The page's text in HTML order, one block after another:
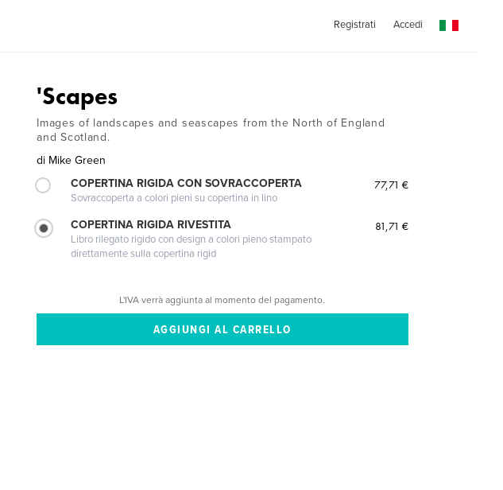
Registrati Accedi
'Scapes
Images of landscapes and seascapes from the North of England
and Scotland.
di Mike Green
COPERTINA RIGIDA CON SOVRACCOPERTA
Sovraccoperta a colori pieni su copertina in lino
77,71 €
COPERTINA RIGIDA RIVESTITA
Libro rilegato rigido con design a colori pieno stampato
direttamente sulla copertina rigid
81,71 €
L'IVA verrà aggiunta al momento del pagamento.